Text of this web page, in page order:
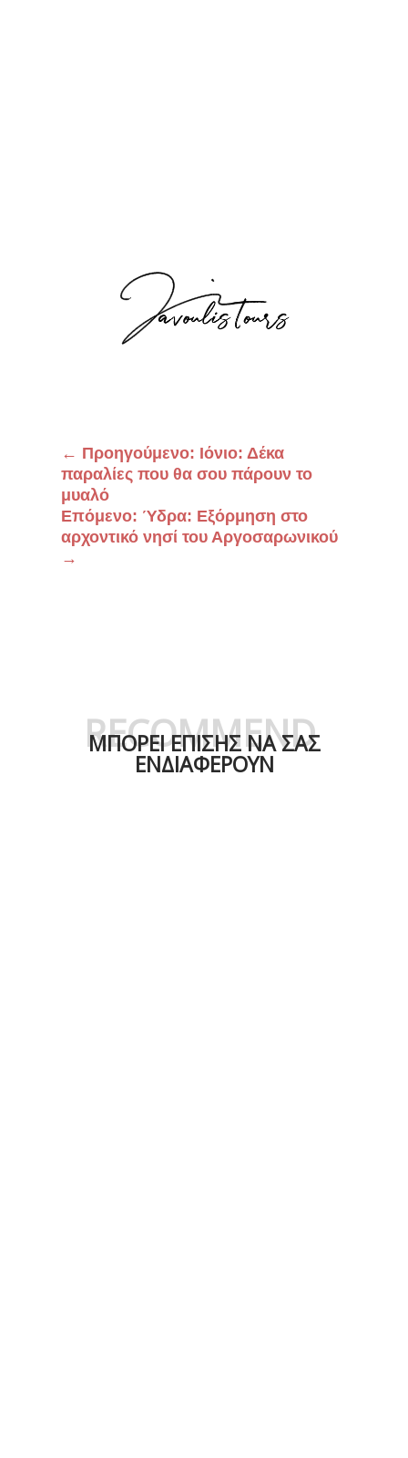
← Προηγούμενο: Ιόνιο: Δέκα
παραλίες που θα σου πάρουν το
μυαλό
Επόμενο: Ύδρα: Εξόρμηση στο
αρχοντικό νησί του Αργοσαρωνικού
→
RECOMMEND
ΜΠΟΡΕΙ ΕΠΙΣΗΣ ΝΑ ΣΑΣ
ΕΝΔΙΑΦΕΡΟΥΝ